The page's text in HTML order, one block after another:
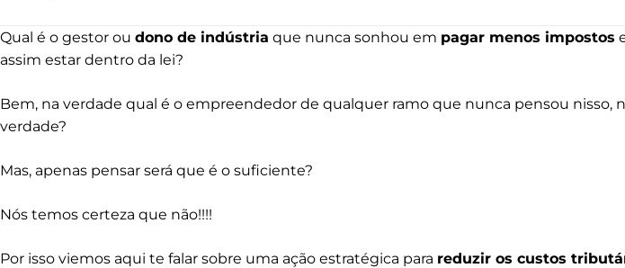
Qual é o gestor ou dono de indústria que nunca sonhou em pagar menos impostos
assim estar dentro da lei?
Bem, na verdade qual é o empreendedor de qualquer ramo que nunca pensou nisso,
verdade?
Mas, apenas pensar será que é o suficiente?
Nós temos certeza que não!!!!
Por isso viemos aqui te falar sobre uma ação estratégica para reduzir os custos